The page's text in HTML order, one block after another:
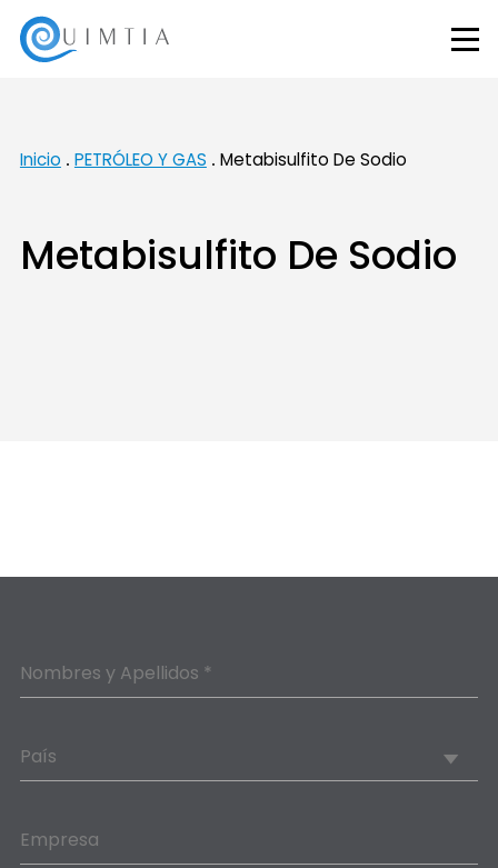
Inicio PETRÓLEO Y GAS Metabisulfito De Sodio
Metabisulfito De Sodio
Nombres y Apellidos *
País
Empresa